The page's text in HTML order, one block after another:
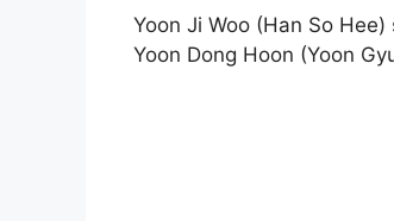
Yoon Ji Woo (Han So
Yoon Dong Hoon (Yoon